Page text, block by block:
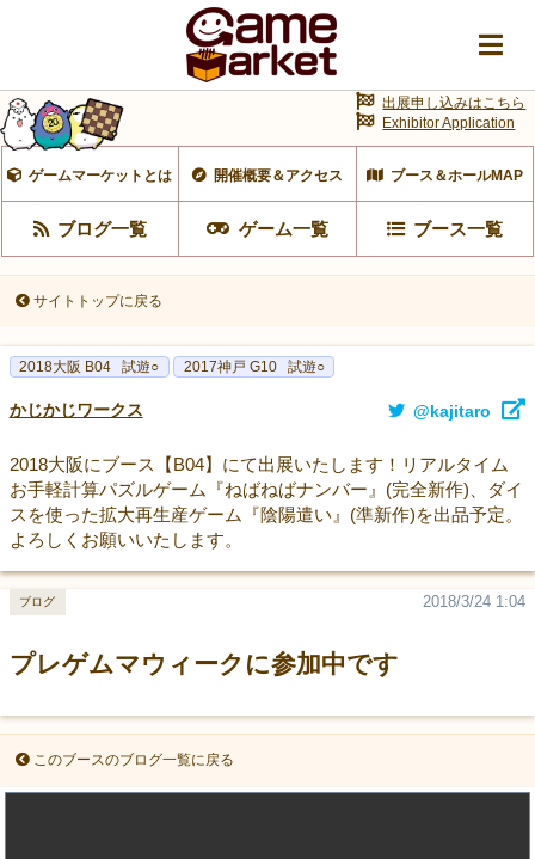
ゲームマーケットとは 開催概要＆アクセス ブース＆ホールMAP
ブログ一覧 ゲーム一覧 ブース一覧
出展申し込みはこちら
Exhibitor Application
サイトトップに戻る
2018大阪 B04 試遊○ 2017神戸 G10 試遊○
かじかじワークス @kajitaro
2018大阪にブース【B04】にて出展いたします！リアルタイム
お手軽計算パズルゲーム『ねばねばナンバー』(完全新作)、ダイ
スを使った拡大再生産ゲーム『陰陽遣い』(準新作)を出品予定。
よろしくお願いいたします。
プレゲムマウィークに参加中です
2018/3/24 1:04
ブログ
このブースのブログ一覧に戻る